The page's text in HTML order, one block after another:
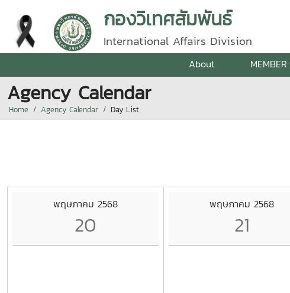
กองวิเทศสัมพันธ์
International Affairs Division
About MEMBER
Agency Calendar
Home Agency Calendar Day List
พฤษภาคม 2568
20
พฤษภาคม 2568
21